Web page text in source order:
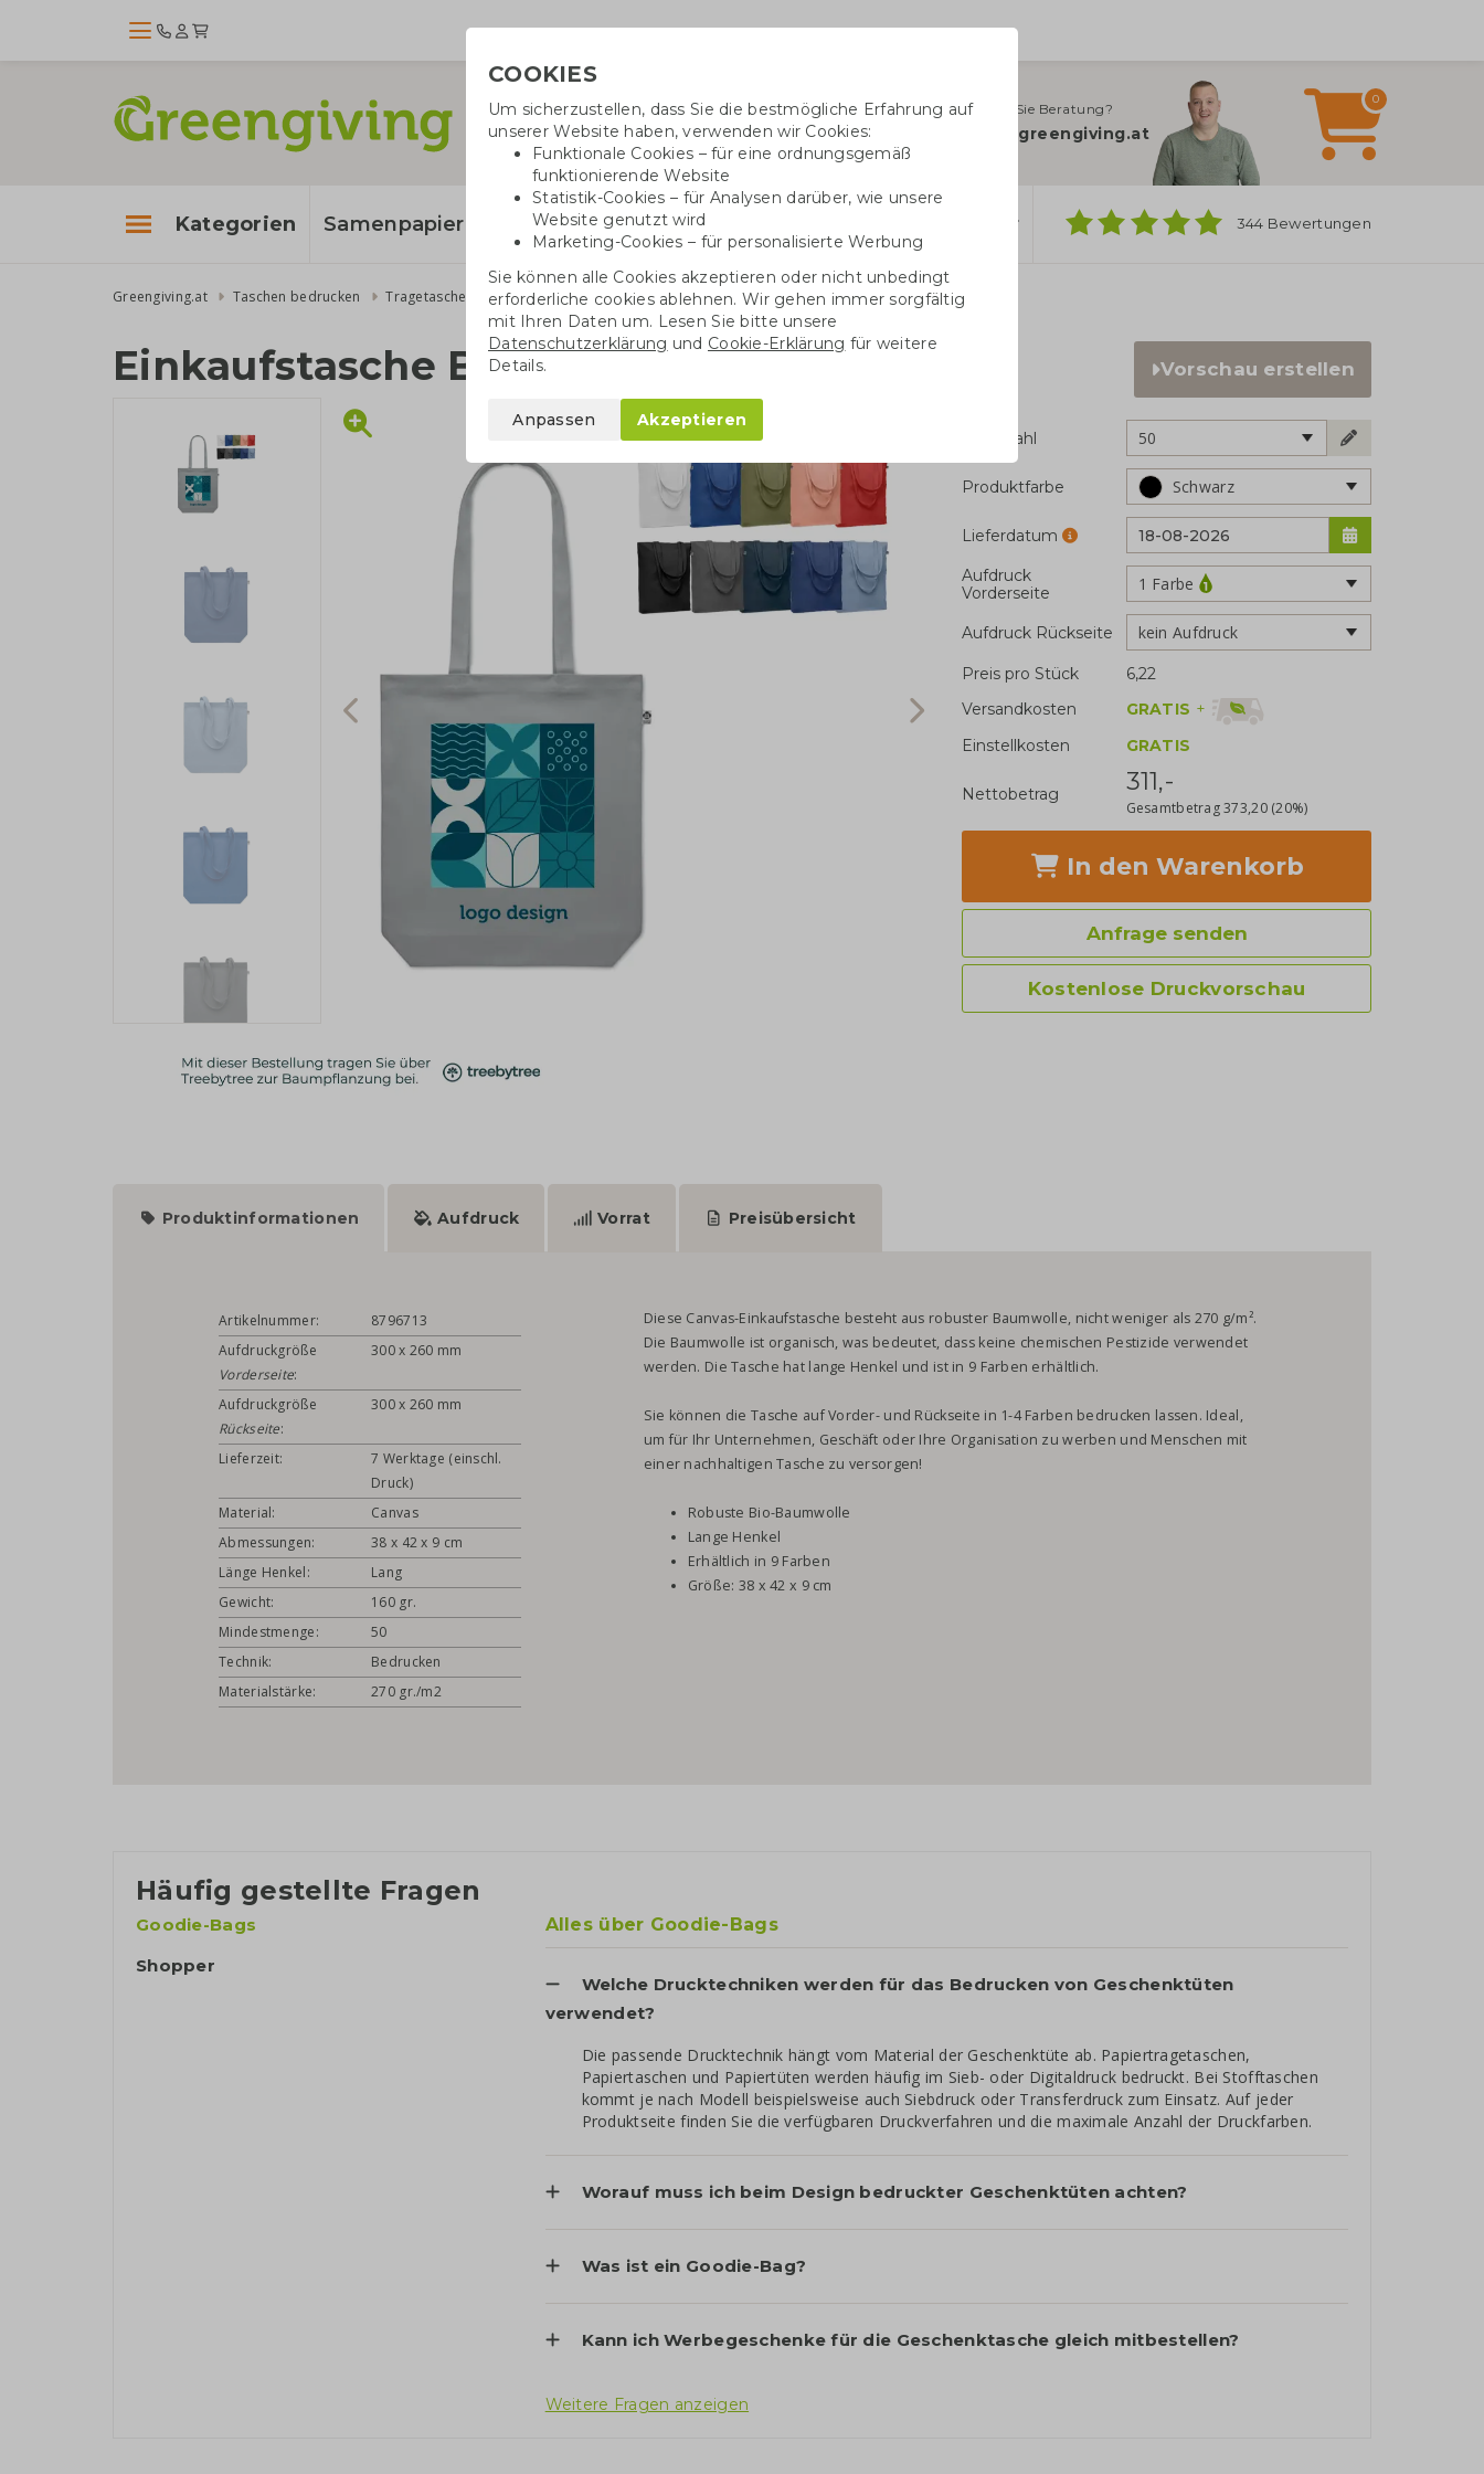
Benötigen Sie Beratung?
info@greengiving.at
0
Kategorien Samenpapier Baumwolltaschen Kugelschreiber 344 Bewertungen
Greengiving.at Taschen bedrucken Tragetaschen Leinentaschen Einkaufstasche Bio-Baumwolle
Einkaufstasche Bio-Baumwolle Vorschau erstellen
Stückzahl 50
Produktfarbe Schwarz
Lieferdatum
Aufdruck
Vorderseite
1 Farbe
Aufdruck Rückseite kein Aufdruck
Preis pro Stück
6,22
Versandkosten
GRATIS +
Einstellkosten
GRATIS
Nettobetrag 311,-
Gesamtbetrag373,20 (20%)
In den Warenkorb
Anfrage senden
Kostenlose Druckvorschau
Produktinformationen Aufdruck Vorrat Preisübersicht
Artikelnummer:
8796713
Aufdruckgröße
Vorderseite:
300 x 260 mm
Aufdruckgröße
Rückseite:
300 x 260 mm
Lieferzeit:
7 Werktage (einschl.
Druck)
Material:
Canvas
Abmessungen:
38 x 42 x 9 cm
Länge Henkel:
Lang
Gewicht:
160 gr.
Mindestmenge:
50
Technik:
Bedrucken
Materialstärke:
270 gr./m2
Diese Canvas-Einkaufstasche besteht aus robuster Baumwolle, nicht weniger als 270 g/m².
Die Baumwolle ist organisch, was bedeutet, dass keine chemischen Pestizide verwendet
werden. Die Tasche hat lange Henkel und ist in 9 Farben erhältlich.
Sie können die Tasche auf Vorder- und Rückseite in 1-4 Farben bedrucken lassen. Ideal,
um für Ihr Unternehmen, Geschäft oder Ihre Organisation zu werben und Menschen mit
einer nachhaltigen Tasche zu versorgen!
Robuste Bio-Baumwolle
Lange Henkel
Erhältlich in 9 Farben
Größe: 38 x 42 x 9 cm
Häufig gestellte Fragen
Goodie-Bags
Shopper
Alles über Goodie-Bags
Welche Drucktechniken werden für das Bedrucken von Geschenktüten
verwendet?
Die passende Drucktechnik hängt vom Material der Geschenktüte ab. Papiertragetaschen,
Papiertaschen und Papiertüten werden häufig im Sieb- oder Digitaldruck bedruckt. Bei Stofftaschen
kommt je nach Modell beispielsweise auch Siebdruck oder Transferdruck zum Einsatz. Auf jeder
Produktseite finden Sie die verfügbaren Druckverfahren und die maximale Anzahl der Druckfarben.
Worauf muss ich beim Design bedruckter Geschenktüten achten?
Was ist ein Goodie-Bag?
Kann ich Werbegeschenke für die Geschenktasche gleich mitbestellen?
Weitere Fragen anzeigen
COOKIES
Um sicherzustellen, dass Sie die bestmögliche Erfahrung auf
unserer Website haben, verwenden wir Cookies:
Funktionale Cookies – für eine ordnungsgemäß
funktionierende Website
Statistik-Cookies – für Analysen darüber, wie unsere
Website genutzt wird
Marketing-Cookies – für personalisierte Werbung
Sie können alle Cookies akzeptieren oder nicht unbedingt
erforderliche cookies ablehnen. Wir gehen immer sorgfältig
mit Ihren Daten um. Lesen Sie bitte unsere
Datenschutzerklärung und Cookie-Erklärung für weitere
Details.
Anpassen Akzeptieren